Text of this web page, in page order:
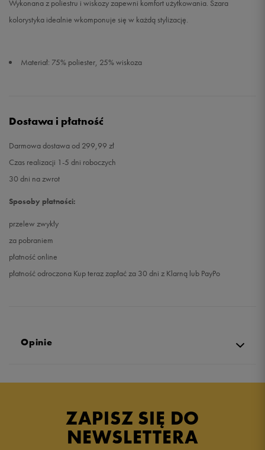
Wykonana z poliestru i wiskozy zapewni komfort użytkowania. Szara
kolorystyka idealnie wkomponuje się w każdą stylizację.
Materiał: 75% poliester, 25% wiskoza
Dostawa i płatność
Darmowa dostawa od 299,99 zł
Czas realizacji 1-5 dni roboczych
30 dni na zwrot
Sposoby płatności:
przelew zwykły
za pobraniem
płatność online
płatność odroczona Kup teraz zapłać za 30 dni z Klarną lub PayPo
Opinie
ZAPISZ SIĘ DO
NEWSLETTERA